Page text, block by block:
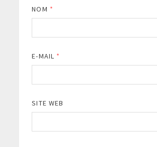
NOM *
E-MAIL *
SITE WEB